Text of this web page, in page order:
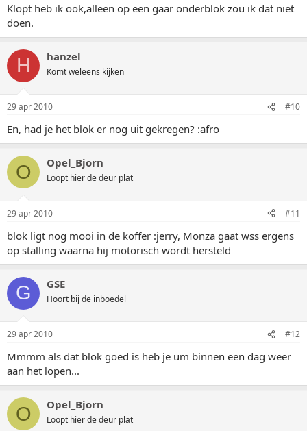
Klopt heb ik ook,alleen op een gaar onderblok zou ik dat niet
doen.
H hanzel
Komt weleens kijken
29 apr 2010 #10
En, had je het blok er nog uit gekregen? :afro
O Opel_Bjorn
Loopt hier de deur plat
29 apr 2010 #11
blok ligt nog mooi in de koffer :jerry, Monza gaat wss ergens
op stalling waarna hij motorisch wordt hersteld
G GSE
Hoort bij de inboedel
29 apr 2010 #12
Mmmm als dat blok goed is heb je um binnen een dag weer
aan het lopen...
O Opel_Bjorn
Loopt hier de deur plat